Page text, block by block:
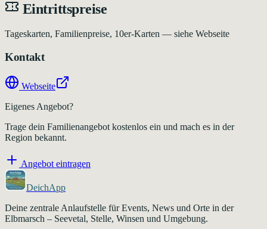
Eintrittspreise
Tageskarten, Familienpreise, 10er-Karten — siehe Webseite
Kontakt
Webseite
Eigenes Angebot?
Trage dein Familienangebot kostenlos ein und mach es in der
Region bekannt.
Angebot eintragen
DeichApp
Deine zentrale Anlaufstelle für Events, News und Orte in der
Elbmarsch – Seevetal, Stelle, Winsen und Umgebung.